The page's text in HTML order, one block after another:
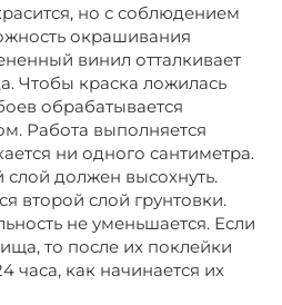
но с соблюдением
окрашивания
винил отталкивает
Чтобы краска ложилась
обрабатывается
Работа выполняется
ни одного сантиметра.
должен высохнуть.
второй слой грунтовки.
не уменьшается. Если
то после их поклейки
часа, как начинается их